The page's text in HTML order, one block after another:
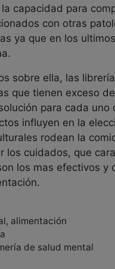
capacidad para
con otras
ya que en los
sobre ella, las
que tienen exceso
para cada
influyen en la
rodean la
los cuidados, que
los mas efectivos
alimentación
de salud mental